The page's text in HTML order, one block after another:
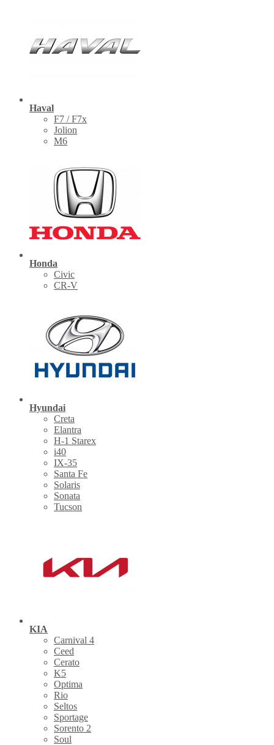
Haval
F7 / F7x
Jolion
M6
Honda
Civic
CR-V
Hyundai
Creta
Elantra
H-1 Starex
i40
IX-35
Santa Fe
Solaris
Sonata
Tucson
KIA
Carnival 4
Ceed
Cerato
K5
Optima
Rio
Seltos
Sportage
Sorento 2
Soul